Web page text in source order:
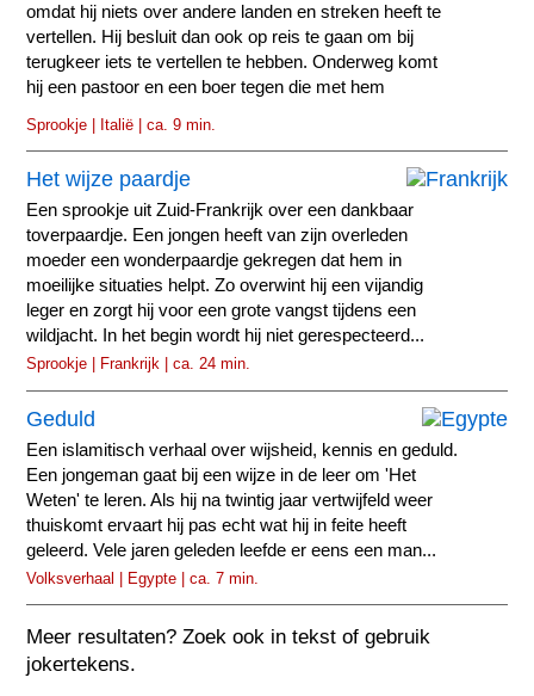
omdat hij niets over andere landen en streken heeft te
vertellen. Hij besluit dan ook op reis te gaan om bij
terugkeer iets te vertellen te hebben. Onderweg komt
hij een pastoor en een boer tegen die met hem
Sprookje | Italië | ca. 9 min.
Het wijze paardje
Een sprookje uit Zuid-Frankrijk over een dankbaar
toverpaardje. Een jongen heeft van zijn overleden
moeder een wonderpaardje gekregen dat hem in
moeilijke situaties helpt. Zo overwint hij een vijandig
leger en zorgt hij voor een grote vangst tijdens een
wildjacht. In het begin wordt hij niet gerespecteerd...
Sprookje | Frankrijk | ca. 24 min.
Geduld
Een islamitisch verhaal over wijsheid, kennis en geduld.
Een jongeman gaat bij een wijze in de leer om 'Het
Weten' te leren. Als hij na twintig jaar vertwijfeld weer
thuiskomt ervaart hij pas echt wat hij in feite heeft
geleerd. Vele jaren geleden leefde er eens een man...
Volksverhaal | Egypte | ca. 7 min.
Meer resultaten? Zoek ook in tekst of gebruik
jokertekens.